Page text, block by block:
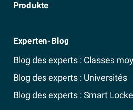
Produkte
Experten-Blog
Blog des experts : Classes
Blog des experts : Universités
Blog des experts : Smart